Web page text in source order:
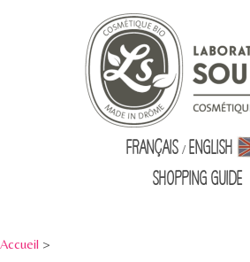
Français / English
Shopping Guide
Accueil >